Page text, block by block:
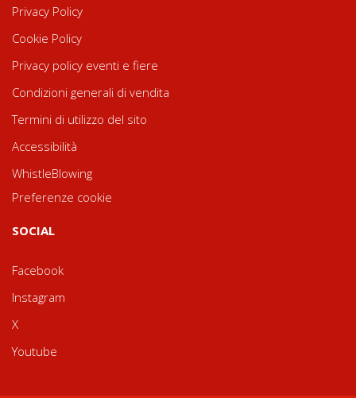
Privacy Policy
Cookie Policy
Privacy policy eventi e fiere
Condizioni generali di vendita
Termini di utilizzo del sito
Accessibilità
WhistleBlowing
Preferenze cookie
SOCIAL
Facebook
Instagram
X
Youtube